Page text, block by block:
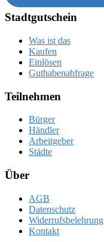
Stadtgutschein
Was ist das
Kaufen
Einlösen
Guthabenabfrage
Teilnehmen
Bürger
Händler
Arbeitgeber
Städte
Über
AGB
Datenschutz
Widerrufsbelehrung
Kontakt